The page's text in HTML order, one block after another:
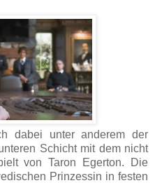
dabei unter anderem der
Schicht mit dem nicht
von Taron Egerton. Die
Prinzessin in festen